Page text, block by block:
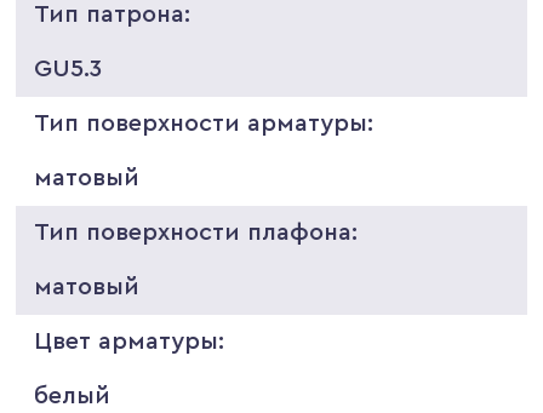
Тип патрона:
GU5.3
Тип поверхности арматуры:
матовый
Тип поверхности плафона:
матовый
Цвет арматуры:
белый